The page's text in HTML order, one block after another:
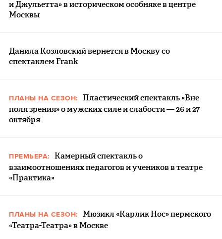
и Джульетта» в историческом особняке в центре
Москвы
Данила Козловский вернется в Москву со
спектаклем Frank
ПЛАНЫ НА СЕЗОН:
Пластический спектакль «Вне
поля зрения» о мужских силе и слабости — 26 и 27
октября
ПРЕМЬЕРА:
Камерный спектакль о
взаимоотношениях педагогов и учеников в театре
«Практика»
ПЛАНЫ НА СЕЗОН:
Мюзикл «Карлик Нос» пермского
«Театра-Театра» в Москве